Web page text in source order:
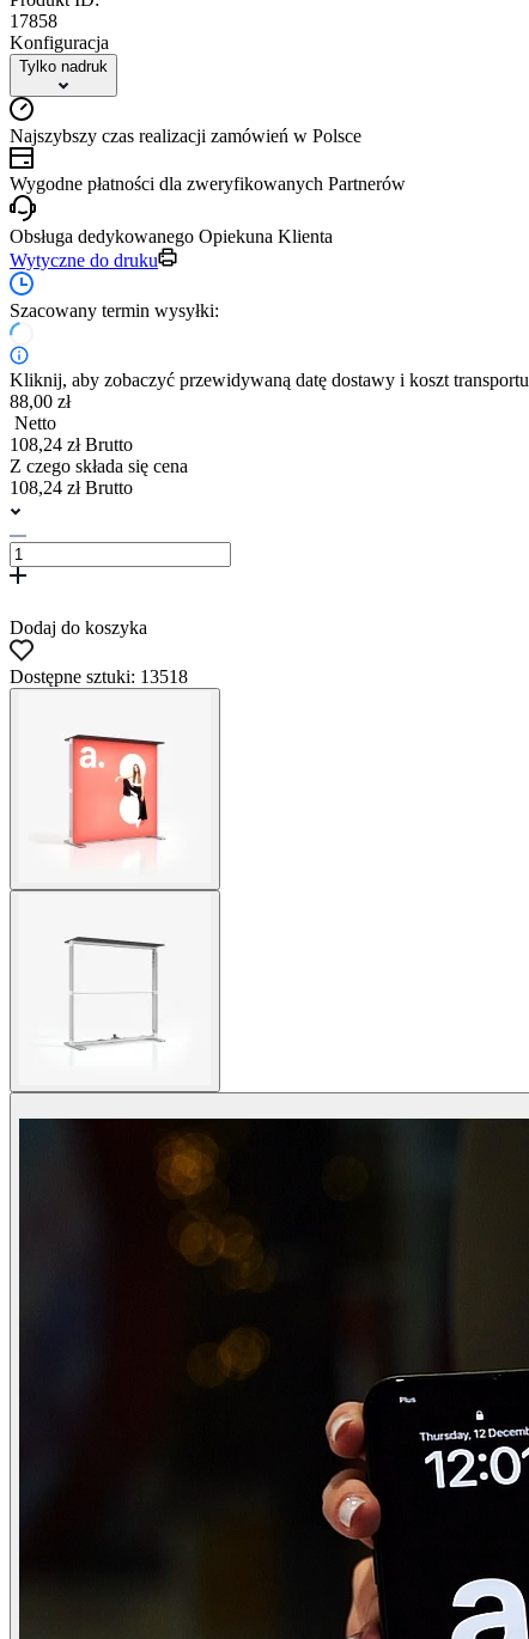
17858
Konfiguracja
Tylko nadruk
Najszybszy czas realizacji zamówień w Polsce
Wygodne płatności dla zweryfikowanych Partnerów
Obsługa dedykowanego Opiekuna Klienta
Wytyczne do druku
Szacowany termin wysyłki:
Kliknij, aby zobaczyć przewidywaną datę dostawy i koszt transportu
88,00 zł
Netto
108,24 zł Brutto
Z czego składa się cena
108,24 zł Brutto
Dodaj do koszyka
Dostępne sztuki: 13518